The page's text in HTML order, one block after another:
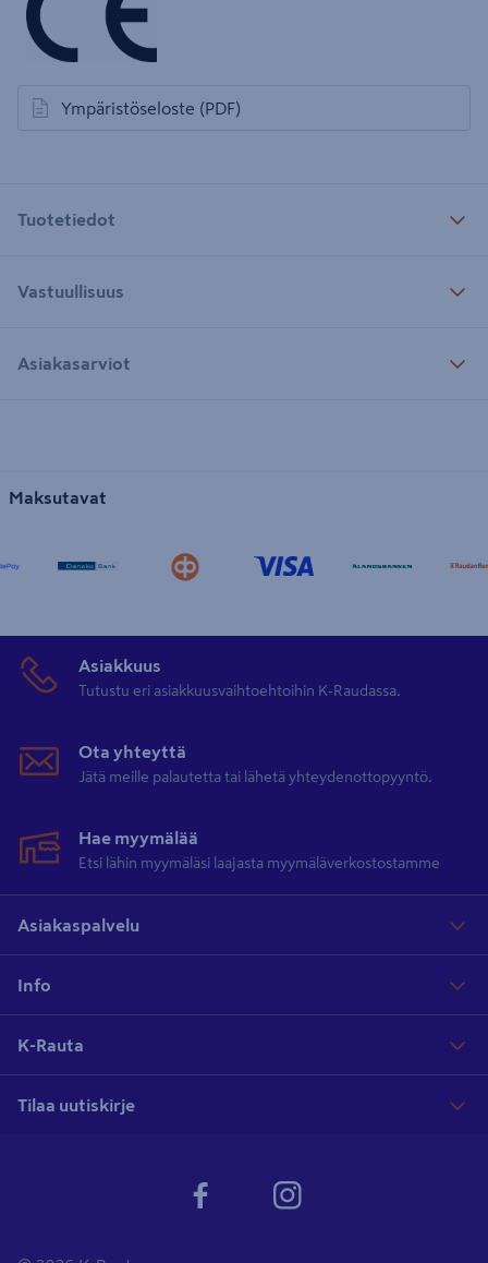
Ympäristöseloste (PDF)
avautuu uuteen välilehteen
Tuotetiedot
Vastuullisuus
Asiakasarviot
Maksutavat
Asiakkuus
Tutustu eri asiakkuusvaihtoehtoihin K-Raudassa.
Ota yhteyttä
Jätä meille palautetta tai lähetä yhteydenottopyyntö.
Hae myymälää
Etsi lähin myymäläsi laajasta myymäläverkostostamme
Asiakaspalvelu
Info
K-Rauta
Tilaa uutiskirje